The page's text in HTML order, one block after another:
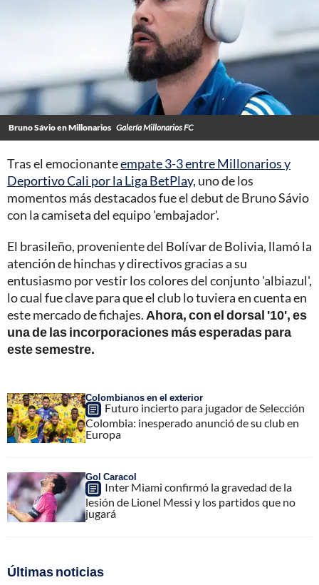
Bruno Sávio en Millonarios Galería Millonarios FC
Tras el emocionanteempate 3-3 entre Millonarios y
Deportivo Cali por la Liga BetPlay, uno de los
momentos más destacados fue el debut de Bruno Sávio
con la camiseta del equipo 'embajador'.
El brasileño, proveniente del Bolívar de Bolivia, llamó la
atención de hinchas y directivos gracias a su
entusiasmo por vestir los colores del conjunto 'albiazul',
lo cual fue clave para que el club lo tuviera en cuenta en
este mercado de fichajes. Ahora, con el dorsal '10', es
una de las incorporaciones más esperadas para
este semestre.
Colombianos en el exterior
Futuro incierto para jugador de Selección
Colombia: inesperado anunció de su club en
Europa
Gol Caracol
Inter Miami confirmó la gravedad de la
lesión de Lionel Messi y los partidos que no
jugará
Últimas noticias